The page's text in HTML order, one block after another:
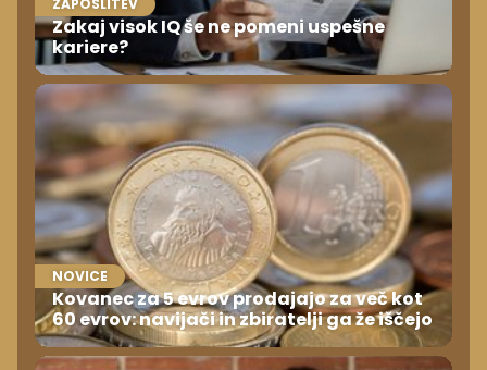
ZAPOSLITEV
Zakaj visok IQ še ne pomeni uspešne
kariere?
NOVICE
Kovanec za 5 evrov prodajajo za več kot
60 evrov: navijači in zbiratelji ga že iščejo